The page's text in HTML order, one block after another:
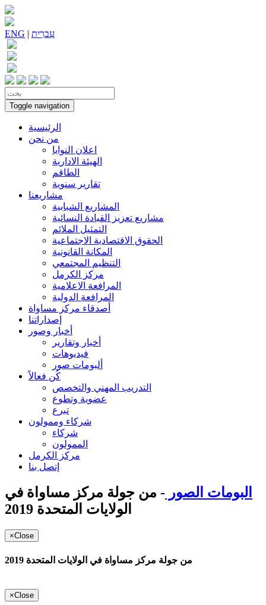
ENG | עִברִית
Toggle navigation
الرئيسية
من نحن
اعلان النوايا
الهيئة الادارية
الطاقم
تقارير سنوية
مشاريعنا
المشاريع الشبابية
مشاريع تعزيز القيادة النسائية
التمثيل الملائم
الحقوق الاقتصادية الاجتماعية
المكانة القانونية
التنظيم المجتمعي
مركز الكرمل
المرافعة الاعلامية
المرافعة الدولية
أصدقاء مركز مساواة
إصداراتنا
أخبار وصور
أخبار وتقارير
فيديوهات
ألبومات صور
كُن فعالاً
التدريب المهني والتخصص
عضوية وتطوع
تبرع
شركاء وممولون
شركاء
الممولون
مركز الكرمل
إتصل بنا
البومات الصور - من جولة مركز مساواة في
الولايات المتحدة 2019
×Close
من جولة مركز مساواة في الولايات المتحدة 2019
×Close